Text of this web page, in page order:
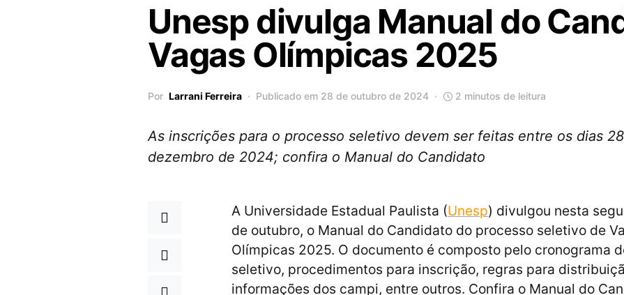
Unesp divulga Manual do
Vagas Olímpicas 2025
Por Larrani Ferreira Publicado em 28 de outubro de 2024 2 minutos de leitura
As inscrições para o processo seletivo devem ser feitas entre os dias
dezembro de 2024; confira o Manual do Candidato
A Universidade Estadual Paulista (Unesp) divulgou nesta
de outubro, o Manual do Candidato do processo seletivo de
Olímpicas 2025. O documento é composto pelo cronograma
seletivo, procedimentos para inscrição, regras para
informações dos campi, entre outros. Confira o Manual do